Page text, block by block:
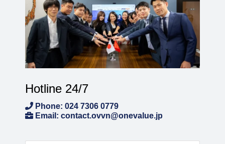
Hotline 24/7
Phone: 024 7306 0779
Email: contact.ovvn@onevalue.jp